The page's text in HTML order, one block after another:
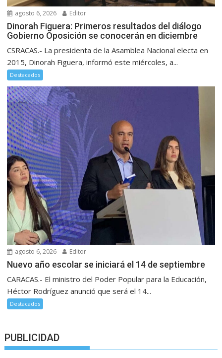
agosto 6, 2026 Editor
Dinorah Figuera: Primeros resultados del diálogo
Gobierno Oposición se conocerán en diciembre
CSRACAS.- La presidenta de la Asamblea Nacional electa en
2015, Dinorah Figuera, informó este miércoles, a...
Destacados
agosto 6, 2026 Editor
Nuevo año escolar se iniciará el 14 de septiembre
CARACAS.- El ministro del Poder Popular para la Educación,
Héctor Rodríguez anunció que será el 14...
Destacados
PUBLICIDAD